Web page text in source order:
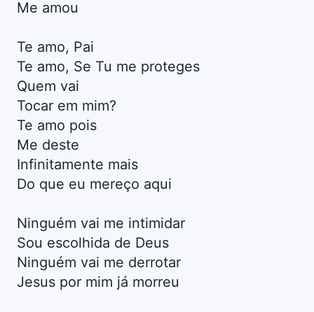
Me amou
Te amo, Pai
Te amo, Se Tu me proteges
Quem vai
Tocar em mim?
Te amo pois
Me deste
Infinitamente mais
Do que eu mereço aqui
Ninguém vai me intimidar
Sou escolhida de Deus
Ninguém vai me derrotar
Jesus por mim já morreu